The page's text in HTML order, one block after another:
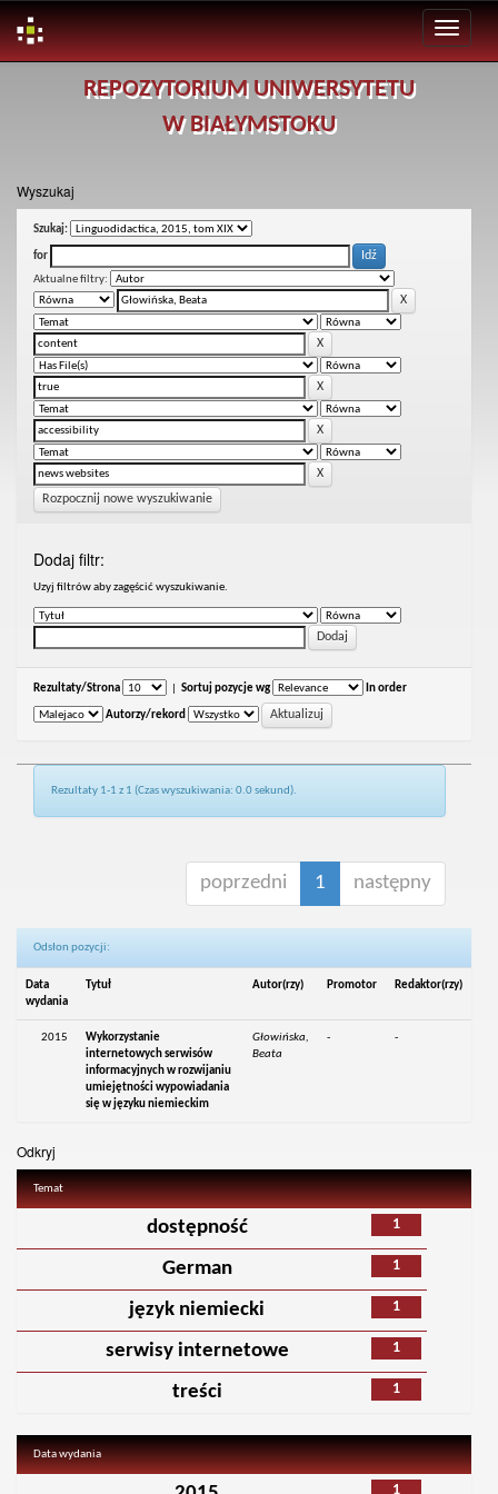
REPOZYTORIUM UNIWERSYTETU
W BIAŁYMSTOKU
Wyszukaj
Szukaj:
for
Aktualne filtry:
Rozpocznij nowe wyszukiwanie
Dodaj filtr:
Uzyj filtrów aby zagęścić wyszukiwanie.
Rezultaty/Strona Sortuj pozycje wg In order
Autorzy/rekord
Rezultaty 1-1 z 1 (Czas wyszukiwania: 0.0 sekund).
poprzedni 1 następny
Odsłon pozycji:
Data
wydania
Tytuł Autor(rzy) Promotor Redaktor(rzy)
2015
Wykorzystanie
internetowych serwisów
informacyjnych w rozwijaniu
umiejętności wypowiadania
się w języku niemieckim
Głowińska,
Beata
- -
Odkryj
Temat
1
dostępność
1
German
1
język niemiecki
1
serwisy internetowe
1
treści
Data wydania
1